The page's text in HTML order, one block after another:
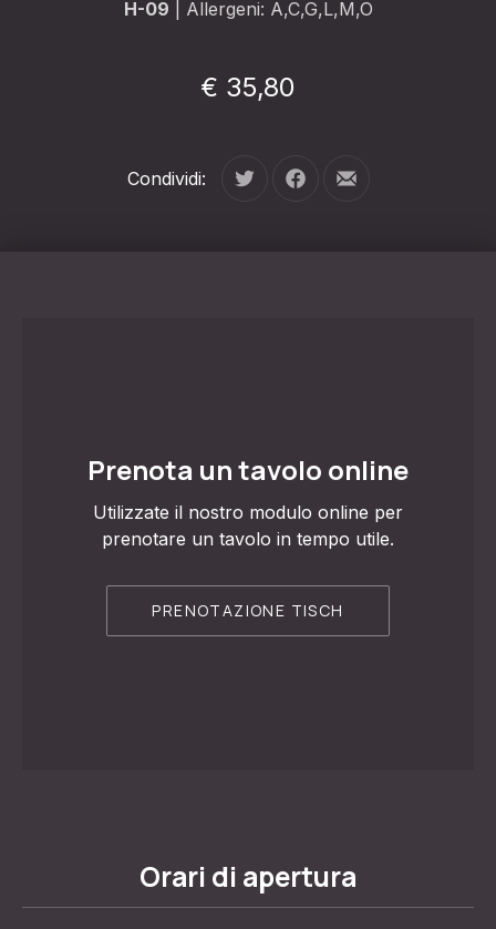
H-09 | Allergeni: A,C,G,L,M,O
€ 35,80
Condividi: Tweet Condividi su Facebook
Condividi per e-mail
Prenota un tavolo online
Utilizzate il nostro modulo online per
prenotare un tavolo in tempo utile.
PRENOTAZIONE TISCH
Orari di apertura
PRECEDENTE